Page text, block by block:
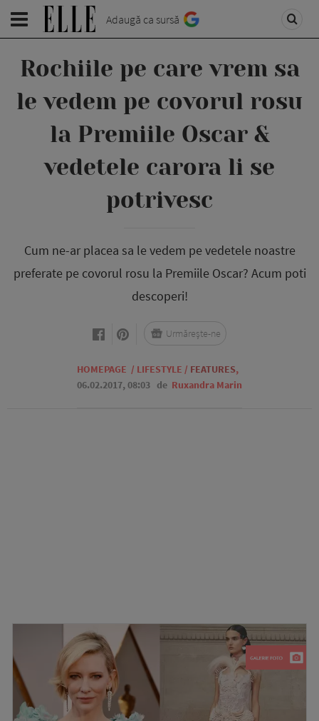
Adaugă ca sursă
Rochiile pe care vrem sa
le vedem pe covorul rosu
la Premiile Oscar &
vedetele carora li se
potrivesc
Cum ne-ar placea sa le vedem pe vedetele noastre
preferate pe covorul rosu la Premiile Oscar? Acum poti
descoperi!
HOMEPAGE / LIFESTYLE / FEATURES,
06.02.2017, 08:03 de Ruxandra Marin
Urmărește-ne